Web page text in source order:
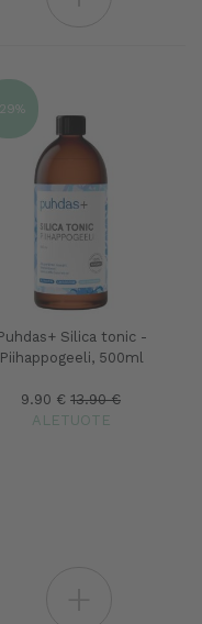
Silica tonic -
Piihappogeeli, 500ml
9.90 € 13.90 €
ALETUOTE